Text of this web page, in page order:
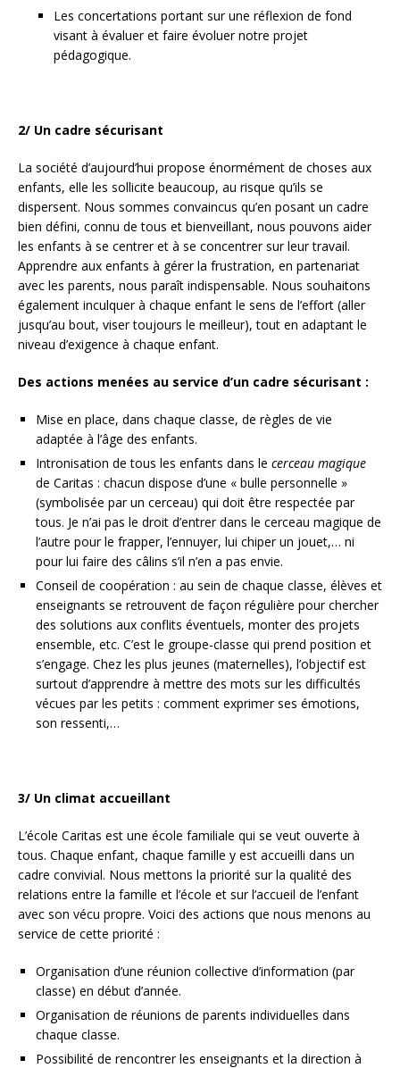
Les concertations portant sur une réflexion de fond
visant à évaluer et faire évoluer notre projet
pédagogique.
2/ Un cadre sécurisant
La société d’aujourd’hui propose énormément de choses aux
enfants, elle les sollicite beaucoup, au risque qu’ils se
dispersent. Nous sommes convaincus qu’en posant un cadre
bien défini, connu de tous et bienveillant, nous pouvons aider
les enfants à se centrer et à se concentrer sur leur travail.
Apprendre aux enfants à gérer la frustration, en partenariat
avec les parents, nous paraît indispensable. Nous souhaitons
également inculquer à chaque enfant le sens de l’effort (aller
jusqu’au bout, viser toujours le meilleur), tout en adaptant le
niveau d’exigence à chaque enfant.
Des actions menées au service d’un cadre sécurisant :
Mise en place, dans chaque classe, de règles de vie
adaptée à l’âge des enfants.
Intronisation de tous les enfants dans le cerceau magique
de Caritas : chacun dispose d’une « bulle personnelle »
(symbolisée par un cerceau) qui doit être respectée par
tous. Je n’ai pas le droit d’entrer dans le cerceau magique de
l’autre pour le frapper, l’ennuyer, lui chiper un jouet,… ni
pour lui faire des câlins s’il n’en a pas envie.
Conseil de coopération : au sein de chaque classe, élèves et
enseignants se retrouvent de façon régulière pour chercher
des solutions aux conflits éventuels, monter des projets
ensemble, etc. C’est le groupe-classe qui prend position et
s’engage. Chez les plus jeunes (maternelles), l’objectif est
surtout d’apprendre à mettre des mots sur les difficultés
vécues par les petits : comment exprimer ses émotions,
son ressenti,…
3/ Un climat accueillant
L’école Caritas est une école familiale qui se veut ouverte à
tous. Chaque enfant, chaque famille y est accueilli dans un
cadre convivial. Nous mettons la priorité sur la qualité des
relations entre la famille et l’école et sur l’accueil de l’enfant
avec son vécu propre. Voici des actions que nous menons au
service de cette priorité :
Organisation d’une réunion collective d’information (par
classe) en début d’année.
Organisation de réunions de parents individuelles dans
chaque classe.
Possibilité de rencontrer les enseignants et la direction à